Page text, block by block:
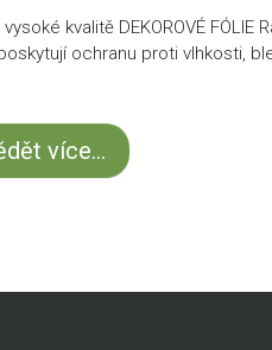
kvalitě DEKOROVÉ FÓLIE
ochranu proti vlhkosti,
více...